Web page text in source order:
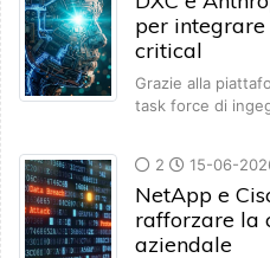
per
critical
Grazie alla
task force di
2 15-06-
NetApp e
rafforzare la
aziendale